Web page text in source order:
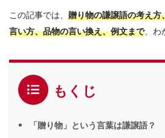
この記事では、 贈り物の謙譲語の考え
言い方、品物の言い換え、例文まで、わ
もくじ
「贈り物」という言葉は謙譲語？